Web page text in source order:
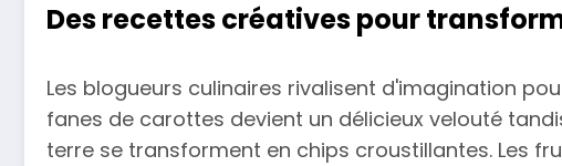
Des recettes créatives pour
Les blogueurs culinaires rivalisent d'imagination
fanes de carottes devient un délicieux velouté
terre se transforment en chips croustillantes. Les